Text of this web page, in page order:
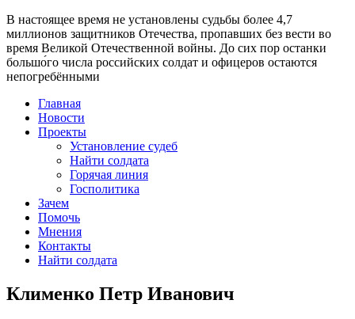
В настоящее время не установлены судьбы более 4,7
миллионов защитников Отечества, пропавших без вести во
время Великой Отечественной войны. До сих пор останки
большо́го числа российских солдат и офицеров остаются
непогребёнными
Главная
Новости
Проекты
Установление судеб
Найти солдата
Горячая линия
Госполитика
Зачем
Помочь
Мнения
Контакты
Найти солдата
Клименко Петр Иванович